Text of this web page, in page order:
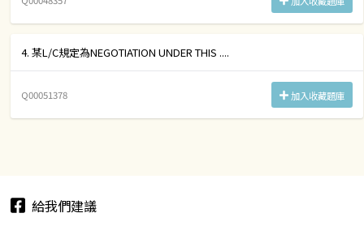
4. 某L/C規定為NEGOTIATION UNDER THIS ....
Q00051378 加入收藏題庫
給我們建議